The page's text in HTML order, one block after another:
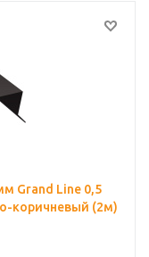
Grand Line 0,5
коричневый (2м)